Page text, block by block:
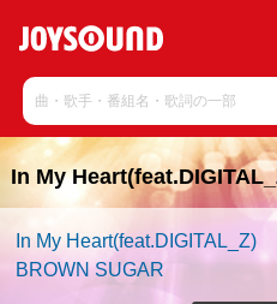
In My
In My Heart(feat.DIGITAL_Z)
BROWN SUGAR